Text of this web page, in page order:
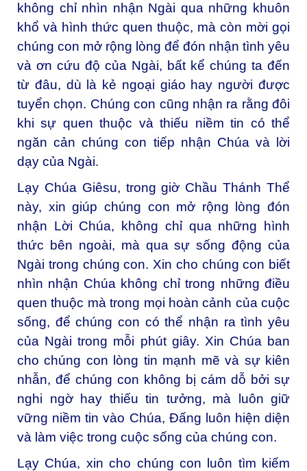
không chỉ nhìn nhận Ngài qua những khuôn
khổ và hình thức quen thuộc, mà còn mời gọi
chúng con mở rộng lòng để đón nhận tình yêu
và ơn cứu độ của Ngài, bất kể chúng ta đến
từ đâu, dù là kẻ ngoại giáo hay người được
tuyển chọn. Chúng con cũng nhận ra rằng đôi
khi sự quen thuộc và thiếu niềm tin có thể
ngăn cản chúng con tiếp nhận Chúa và lời
dạy của Ngài.
Lạy Chúa Giêsu, trong giờ Chầu Thánh Thể
này, xin giúp chúng con mở rộng lòng đón
nhận Lời Chúa, không chỉ qua những hình
thức bên ngoài, mà qua sự sống động của
Ngài trong chúng con. Xin cho chúng con biết
nhìn nhận Chúa không chỉ trong những điều
quen thuộc mà trong mọi hoàn cảnh của cuộc
sống, để chúng con có thể nhận ra tình yêu
của Ngài trong mỗi phút giây. Xin Chúa ban
cho chúng con lòng tin mạnh mẽ và sự kiên
nhẫn, để chúng con không bị cám dỗ bởi sự
nghi ngờ hay thiếu tin tưởng, mà luôn giữ
vững niềm tin vào Chúa, Đấng luôn hiện diện
và làm việc trong cuộc sống của chúng con.
Lạy Chúa, xin cho chúng con luôn tìm kiếm